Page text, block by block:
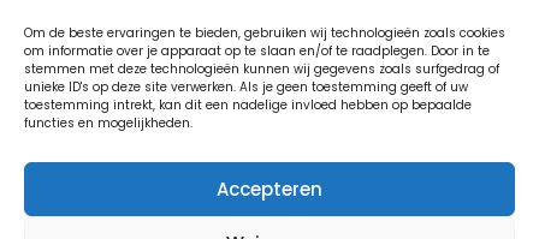
Om de beste ervaringen te bieden, gebruiken wij technologieën zoals cookies
om informatie over je apparaat op te slaan en/of te raadplegen. Door in te
stemmen met deze technologieën kunnen wij gegevens zoals surfgedrag of
unieke ID's op deze site verwerken. Als je geen toestemming geeft of uw
toestemming intrekt, kan dit een nadelige invloed hebben op bepaalde
functies en mogelijkheden.
Accepteren
Links:
Fotogeschenken.nl
Watervilla.nl